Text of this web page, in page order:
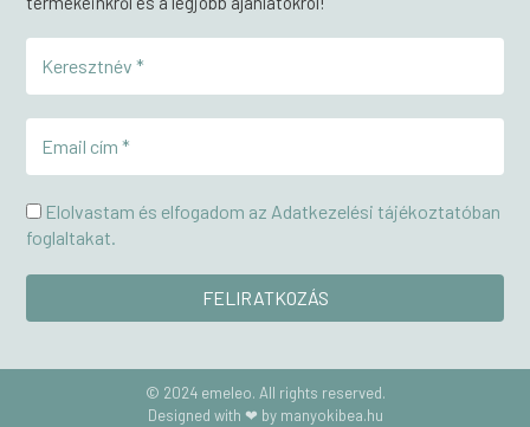
Elolvastam és elfogadom az Adatkezelési tájékoztatóban
foglaltakat.
© 2024 emeleo. All rights reserved.
Designed with ❤ by manyokibea.hu